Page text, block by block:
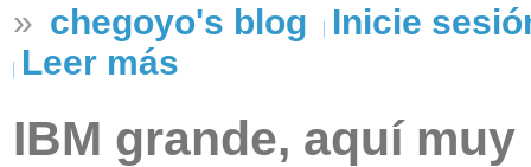
» chegoyo's blog
Inicie
Leer más
IBM grande, aquí